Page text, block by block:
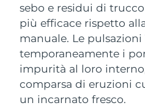
sebo e residui di
più efficace rispetto
manuale. Le pulsazioni
temporaneamente i
impurità al loro
comparsa di eruzioni
un incarnato fresco.
Taiwan
Thailandia
Turchia
Emirati Arabi Uniti